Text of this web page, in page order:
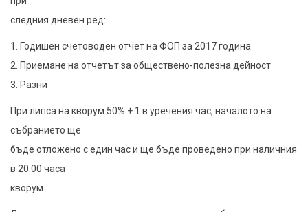
следния дневен ред:
1. Годишен счетоводен отчет на ФОП за 2017 година
2. Приемане на отчетът за обществено-полезна дейност
3. Разни
При липса на кворум 50% + 1 в уречения час, началото на
събранието ще
бъде отложено с един час и ще бъде проведено при наличния
в 20:00 часа
кворум.